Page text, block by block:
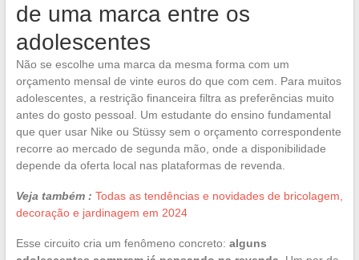
de uma marca entre os
adolescentes
Não se escolhe uma marca da mesma forma com um
orçamento mensal de vinte euros do que com cem. Para muitos
adolescentes, a restrição financeira filtra as preferências muito
antes do gosto pessoal. Um estudante do ensino fundamental
que quer usar Nike ou Stüssy sem o orçamento correspondente
recorre ao mercado de segunda mão, onde a disponibilidade
depende da oferta local nas plataformas de revenda.
Veja também : Todas as tendências e novidades de bricolagem,
decoração e jardinagem em 2024
Esse circuito cria um fenômeno concreto: alguns